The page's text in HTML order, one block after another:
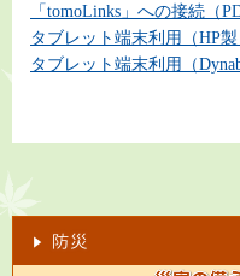
「tomoLinks」への接続（
タブレット端末利用（HP製
タブレット端末利用（